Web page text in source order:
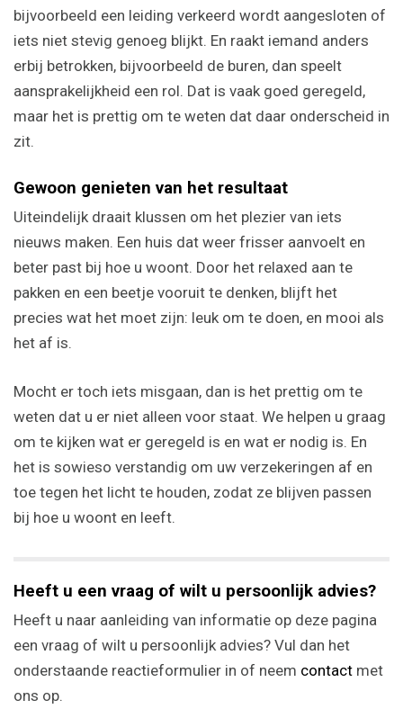
bijvoorbeeld een leiding verkeerd wordt aangesloten of
iets niet stevig genoeg blijkt. En raakt iemand anders
erbij betrokken, bijvoorbeeld de buren, dan speelt
aansprakelijkheid een rol. Dat is vaak goed geregeld,
maar het is prettig om te weten dat daar onderscheid in
zit.
Gewoon genieten van het resultaat
Uiteindelijk draait klussen om het plezier van iets
nieuws maken. Een huis dat weer frisser aanvoelt en
beter past bij hoe u woont. Door het relaxed aan te
pakken en een beetje vooruit te denken, blijft het
precies wat het moet zijn: leuk om te doen, en mooi als
het af is.
Mocht er toch iets misgaan, dan is het prettig om te
weten dat u er niet alleen voor staat. We helpen u graag
om te kijken wat er geregeld is en wat er nodig is. En
het is sowieso verstandig om uw verzekeringen af en
toe tegen het licht te houden, zodat ze blijven passen
bij hoe u woont en leeft.
Heeft u een vraag of wilt u persoonlijk advies?
Heeft u naar aanleiding van informatie op deze pagina
een vraag of wilt u persoonlijk advies? Vul dan het
onderstaande reactieformulier in of neem contact met
ons op.